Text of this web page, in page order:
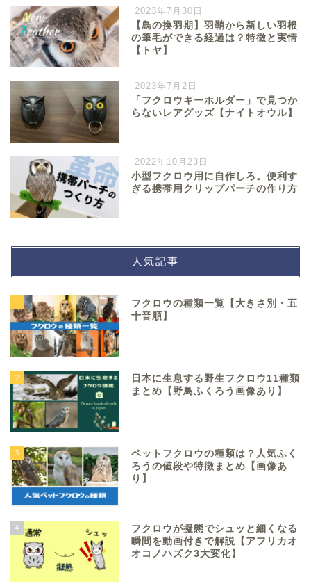
2023年7月30日
【鳥の換羽期】羽鞘から新しい羽根
の筆毛ができる経過は？特徴と実情
【トヤ】
2023年7月2日
「フクロウキーホルダー」で見つか
らないレアグッズ【ナイトオウル】
2022年10月23日
小型フクロウ用に自作しろ。便利す
ぎる携帯用クリップパーチの作り方
人気記事
1
フクロウの種類一覧【大きさ別・五
十音順】
2
日本に生息する野生フクロウ11種類
まとめ【野鳥ふくろう画像あり】
3
ペットフクロウの種類は？人気ふく
ろうの値段や特徴まとめ【画像あ
り】
4
フクロウが擬態でシュッと細くなる
瞬間を動画付きで解説【アフリカオ
オコノハズク3大変化】